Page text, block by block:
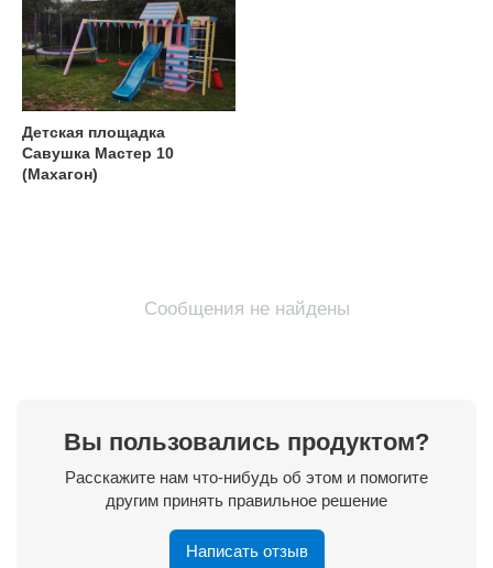
Детская площадка
Савушка Мастер 10
(Махагон)
Сообщения не найдены
Вы пользовались продуктом?
Расскажите нам что-нибудь об этом и помогите
другим принять правильное решение
Написать отзыв